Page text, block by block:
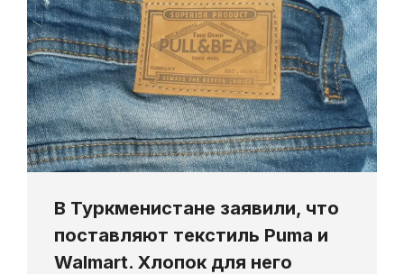
В Туркменистане заявили, что
поставляют текстиль Puma и
Walmart. Хлопок для него